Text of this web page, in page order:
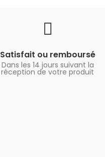
Satisfait ou remboursé
Dans les 14 jours suivant la
réception de votre produit